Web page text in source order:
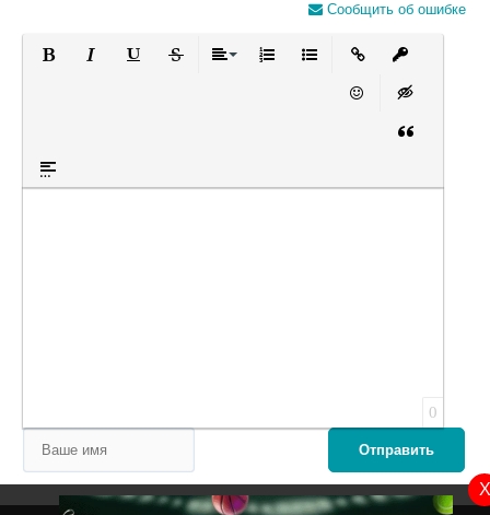
Сообщить об ошибке
Нумерованный список
Маркированный список
Вставить ссылку
Вставить
Вставить смайлик
Вставка
0
Отправить
X